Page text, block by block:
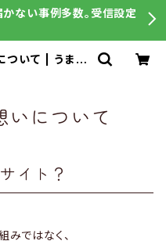
かない事例多数。受信設定
ついて | うまさ
いについて
イト？
みではなく、